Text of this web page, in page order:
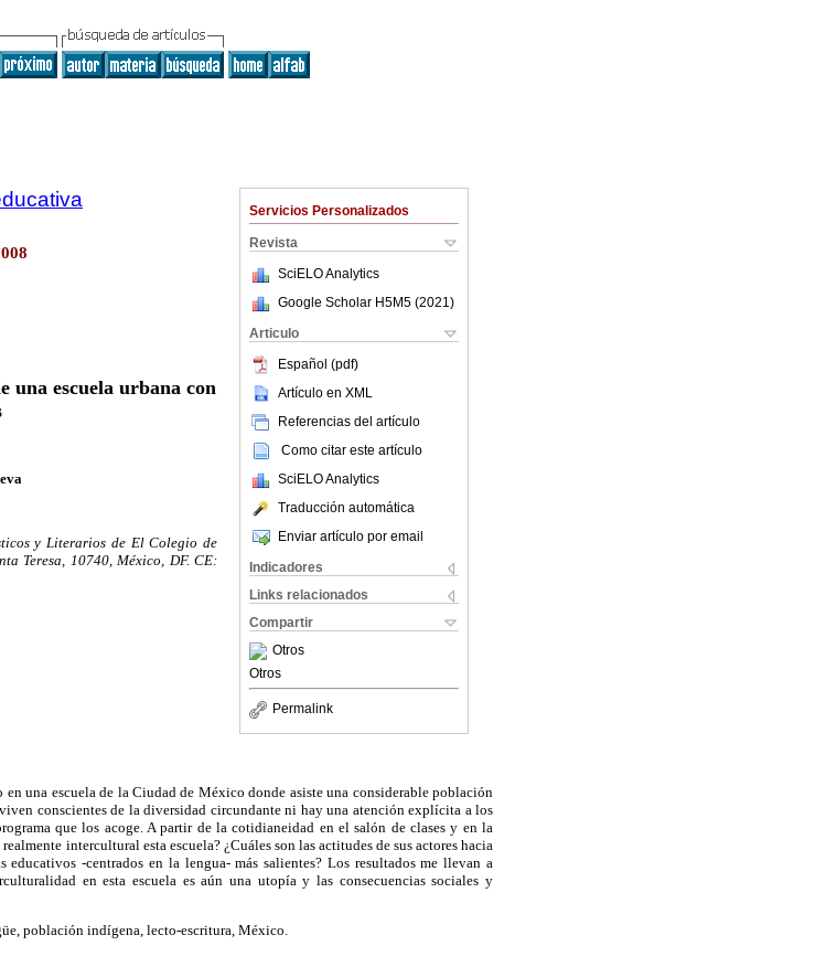
Servicios Personalizados
Revista
SciELO Analytics
Google Scholar H5M5 (2021 )
Articulo
Español (pdf)
Artículo en XML
Referencias del artículo
Como citar este artículo
SciELO Analytics
Traducción automática
Enviar artículo por email
Indicadores
Links relacionados
Compartir
Otros
Otros
Permalink
una escuela urbana con
y Literarios de El Colegio de
Teresa, 10740, México, DF. CE:
una escuela de la Ciudad de México donde asiste una considerable población
conscientes de la diversidad circundante ni hay una atención explícita a los
que los acoge. A partir de la cotidianeidad en el salón de clases y en la
intercultural esta escuela? ¿Cuáles son las actitudes de sus actores hacia
-centrados en la lengua- más salientes? Los resultados me llevan a
en esta escuela es aún una utopía y las consecuencias sociales y
población indígena, lecto-escritura, México.